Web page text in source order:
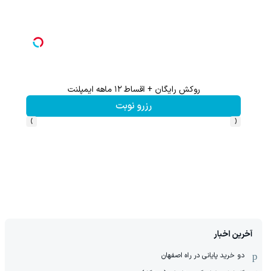
روکش رایگان + اقساط ۱۲ ماهه ایمپلنت
رزرو نوبت
‹
›
آخرین اخبار
دو خرید پایانی در راه اصفهان